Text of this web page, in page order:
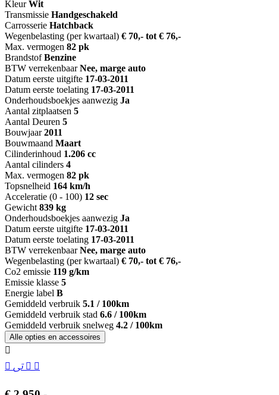
Kleur Wit
Transmissie Handgeschakeld
Carrosserie Hatchback
Wegenbelasting (per kwartaal) € 70,- tot € 76,-
Max. vermogen 82 pk
Brandstof Benzine
BTW verrekenbaar Nee, marge auto
Datum eerste uitgifte 17-03-2011
Datum eerste toelating 17-03-2011
Onderhoudsboekjes aanwezig Ja
Aantal zitplaatsen 5
Aantal Deuren 5
Bouwjaar 2011
Bouwmaand Maart
Cilinderinhoud 1.206 cc
Aantal cilinders 4
Max. vermogen 82 pk
Topsnelheid 164 km/h
Acceleratie (0 - 100) 12 sec
Gewicht 839 kg
Onderhoudsboekjes aanwezig Ja
Datum eerste uitgifte 17-03-2011
Datum eerste toelating 17-03-2011
BTW verrekenbaar Nee, marge auto
Wegenbelasting (per kwartaal) € 70,- tot € 76,-
Co2 emissie 119 g/km
Emissie klasse 5
Energie label B
Gemiddeld verbruik 5.1 / 100km
Gemiddeld verbruik stad 6.6 / 100km
Gemiddeld verbruik snelweg 4.2 / 100km
Alle opties en accessoires